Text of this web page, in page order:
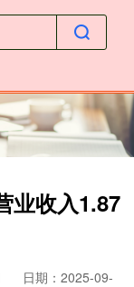
业收入1.87
日期：2025-09-